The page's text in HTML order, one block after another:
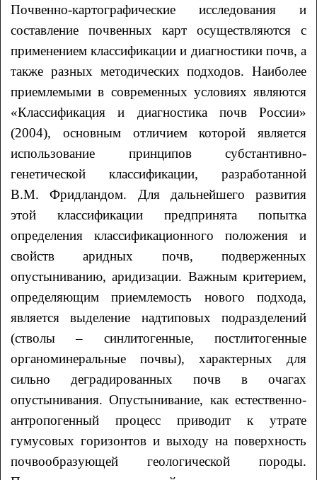
Почвенно-картографические исследования и
составление почвенных карт осуществляются с
применением классификации и диагностики почв, а
также разных методических подходов. Наиболее
приемлемыми в современных условиях являются
«Классификация и диагностика почв России»
(2004), основным отличием которой является
использование принципов субстантивно-
генетической классификации, разработанной
В.М. Фридландом. Для дальнейшего развития
этой классификации предпринята попытка
определения классификационного положения и
свойств аридных почв, подверженных
опустыниванию, аридизации. Важным критерием,
определяющим приемлемость нового подхода,
является выделение надтиповых подразделений
(стволы – синлитогенные, постлитогенные
органоминеральные почвы), характерных для
сильно деградированных почв в очагах
опустынивания. Опустынивание, как естественно-
антропогенный процесс приводит к утрате
гумусовых горизонтов и выходу на поверхность
почвообразующей геологической породы.